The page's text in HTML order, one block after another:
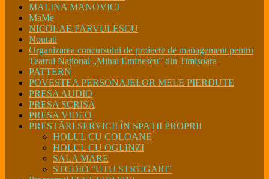
MALINA MANOVICI
MaMe
NICOLAE PARVULESCU
Noutati
Organizarea concursului de proiecte de management pentru
Teatrul Național „Mihai Eminescu” din Timișoara
PATTERN
POVESTEA PERSONAJELOR MELE PIERDUTE
PRESA AUDIO
PRESA SCRISA
PRESA VIDEO
PRESTĂRI SERVICII ÎN SPAȚII PROPRII
HOLUL CU COLOANE
HOLUL CU OGLINZI
SALA MARE
STUDIO “UTU STRUGARI”